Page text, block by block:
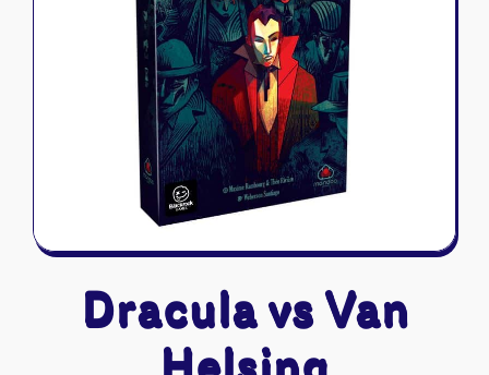
Naruto Mythos
Autres
Tapis de jeu
Dracula vs Van